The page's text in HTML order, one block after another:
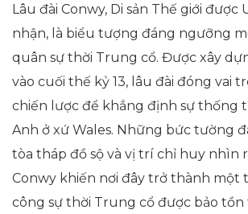
Lâu đài Conwy, Di sản Thế giới được
nhận, là biểu tượng đáng ngưỡng
quân sự thời Trung cổ. Được xây
vào cuối thế kỷ 13, lâu đài đóng vai
chiến lược để khẳng định sự thống
Anh ở xứ Wales. Những bức tường
tòa tháp đồ sộ và vị trí chỉ huy nhìn
Conwy khiến nơi đây trở thành một
công sự thời Trung cổ được bảo